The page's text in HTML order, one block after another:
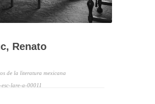
Renato
de la literatura mexicana
lare-a-00011